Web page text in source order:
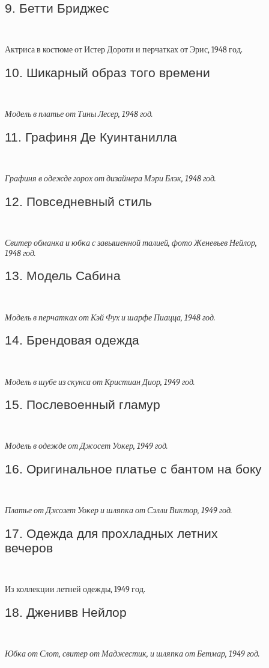
9. Бетти Бриджес
Актриса в костюме от Истер Дороти и перчатках от Эрис, 1948 год.
10. Шикарный образ того времени
Модель в платье от Тины Лесер, 1948 год.
11. Графиня Де Куинтанилла
Графиня в одежде горох от дизайнера Мэри Блэк, 1948 год.
12. Повседневный стиль
Свитер обманка и юбка с завышенной талией, фото Женевьев Нейлор,
1948 год.
13. Модель Сабина
Модель в перчатках от Кэй Фух и шарфе Пиацца, 1948 год.
14. Брендовая одежда
Модель в шубе из скунса от Кристиан Диор, 1949 год.
15. Послевоенный гламур
Модель в одежде от Джосет Уокер, 1949 год.
16. Оригинальное платье с бантом на боку
Платье от Джозет Уокер и шляпка от Сэлли Виктор, 1949 год.
17. Одежда для прохладных летних
вечеров
Из коллекции летней одежды, 1949 год.
18. Дженивв Нейлор
Юбка от Слот, свитер от Маджестик, и шляпка от Бетмар, 1949 год.